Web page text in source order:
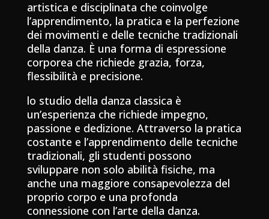
artistica e disciplinata che coinvolge
l’apprendimento, la pratica e la perfezione
dei movimenti e delle tecniche tradizionali
della danza. È una forma di espressione
corporea che richiede grazia, forza,
flessibilità e precisione.
lo studio della danza classica è
un’esperienza che richiede impegno,
passione e dedizione. Attraverso la pratica
costante e l’apprendimento delle tecniche
tradizionali, gli studenti possono
sviluppare non solo abilità fisiche, ma
anche una maggiore consapevolezza del
proprio corpo e una profonda
connessione con l’arte della danza.